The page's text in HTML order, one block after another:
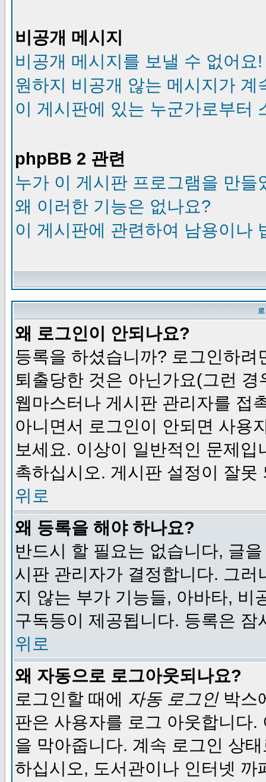
비공개 메시지
비공개 메시지를 보낼 수 없어요!
원하지 비공개 않는 메시지가 계
이 게시판에 있는 누군가로부터
phpBB 2 관련
누가 이 게시판 프로그램을 만들
왜 이러한 기능은 없나요?
이 게시판에 관련하여 남용이나
왜 로그인이 안되나요?
등록을 하셨습니까? 로그인하
퇴출당한 것은 아닌가요(그런
웹마스터나 게시판 관리자를 접
아니면서 로그인이 안되면 사용
보세요. 이상이 일반적인 문제
촉하십시오. 게시판 설정이 잘못
위로
왜 등록을 해야 하나요?
반드시 할 필요는 없습니다, 글
시판 관리자가 결정합니다. 그
지 않는 부가 기능들, 아바타, 비
구독등이 제공됩니다. 등록은
위로
왜 자동으로 로그아웃되나요?
로그인할 때에 자동 로그인박스
판은 사용자를 로그 아웃합니다
을 막아줍니다. 계속 로그인 상
하십시오, 도서관이나 인터넷